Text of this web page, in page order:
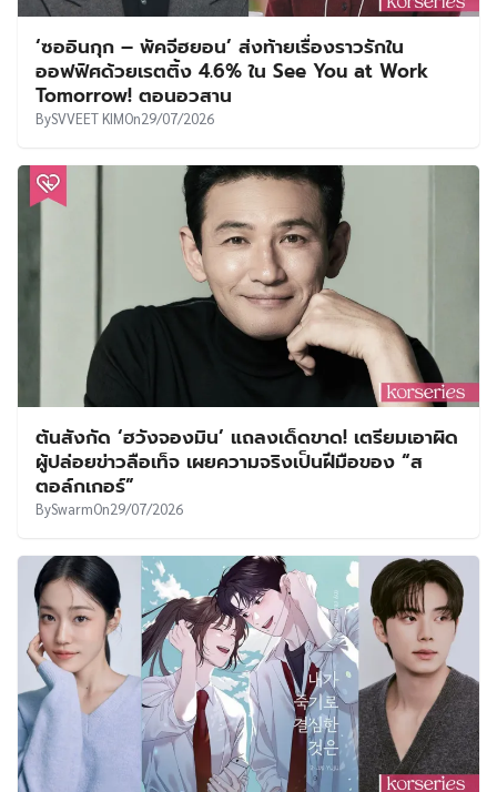
‘ซออินกุก – พัคจีฮยอน’ ส่งท้ายเรื่องราวรักใน
ออฟฟิศด้วยเรตติ้ง 4.6% ใน See You at Work
Tomorrow! ตอนอวสาน
BySVVEET KIMOn29/07/2026
ต้นสังกัด ‘ฮวังจองมิน’ แถลงเด็ดขาด! เตรียมเอาผิด
ผู้ปล่อยข่าวลือเท็จ เผยความจริงเป็นฝีมือของ “ส
ตอล์กเกอร์”
BySwarmOn29/07/2026